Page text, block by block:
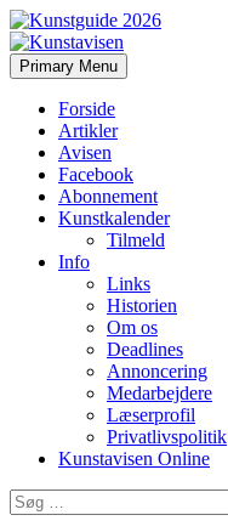
Kunstavisen
Search
Primary Menu Skip
to
Forside
Artikler
Avisen
Facebook
Abonnement
Kunstkalender
Tilmeld
Info
Links
Historien
Om os
Deadlines
Annoncering
Medarbejdere
Læserprofil
Privatlivspolitik
Kunstavisen Online
Search
for: